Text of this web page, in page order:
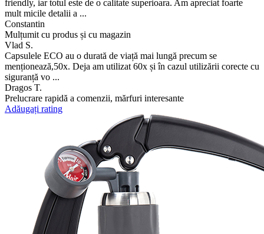
friendly, iar totul este de o calitate superioara. Am apreciat foarte
mult micile detalii a ...
Constantin
Mulțumit cu produs și cu magazin
Vlad S.
Capsulele ECO au o durată de viață mai lungă precum se
menționează,50x. Deja am utilizat 60x și în cazul utilizării corecte cu
siguranță vo ...
Dragos T.
Prelucrare rapidă a comenzii, mărfuri interesante
Adăugați rating